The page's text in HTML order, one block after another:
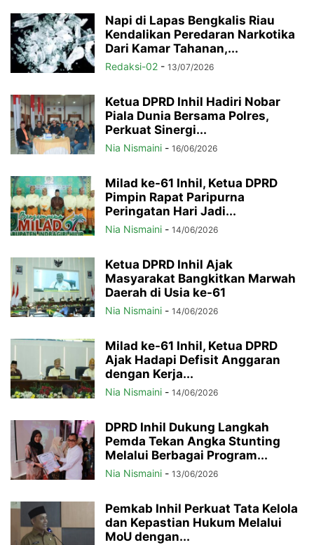
Napi di Lapas Bengkalis Riau
Kendalikan Peredaran Narkotika
Dari Kamar Tahanan,...
Redaksi-02 - 13/07/2026
Ketua DPRD Inhil Hadiri Nobar
Piala Dunia Bersama Polres,
Perkuat Sinergi...
Nia Nismaini - 16/06/2026
Milad ke-61 Inhil, Ketua DPRD
Pimpin Rapat Paripurna
Peringatan Hari Jadi...
Nia Nismaini - 14/06/2026
Ketua DPRD Inhil Ajak
Masyarakat Bangkitkan Marwah
Daerah di Usia ke-61
Nia Nismaini - 14/06/2026
Milad ke-61 Inhil, Ketua DPRD
Ajak Hadapi Defisit Anggaran
dengan Kerja...
Nia Nismaini - 14/06/2026
DPRD Inhil Dukung Langkah
Pemda Tekan Angka Stunting
Melalui Berbagai Program...
Nia Nismaini - 13/06/2026
Pemkab Inhil Perkuat Tata Kelola
dan Kepastian Hukum Melalui
MoU dengan...